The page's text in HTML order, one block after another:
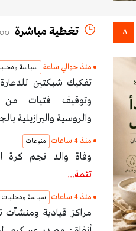
A- تغطية مباشرة
منذ حوالي ساعة سياسة
تفكيك شبكتين
وتوقيف فتيات من
والروسية والبرازيلية
منذ 4 ساعات منوعات
وفاة والد نجم كرة
تتمة...
منذ 4 ساعات سياسة ومحليات
مراكز قيادية